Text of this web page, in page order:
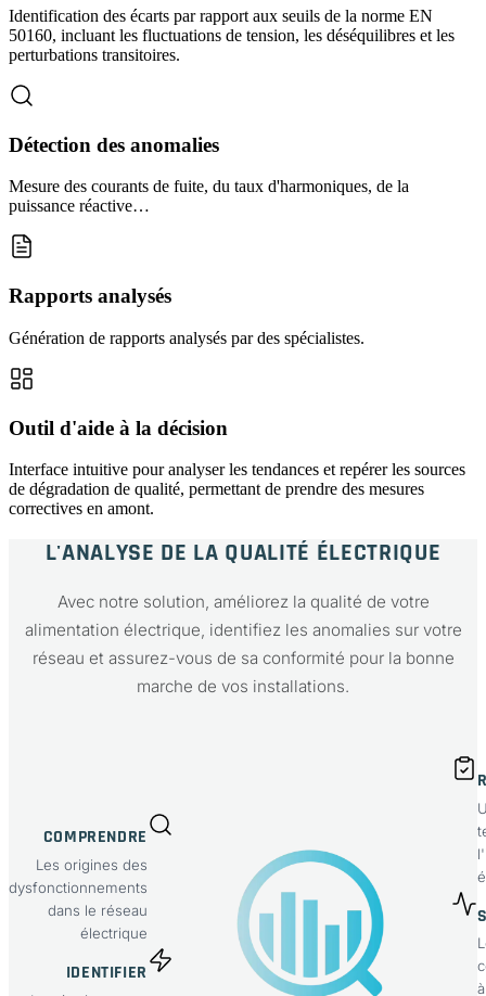
Identification des écarts par rapport aux seuils de la norme EN
50160, incluant les fluctuations de tension, les déséquilibres et les
perturbations transitoires.
Détection des anomalies
Mesure des courants de fuite, du taux d'harmoniques, de la
puissance réactive…
Rapports analysés
Génération de rapports analysés par des spécialistes.
Outil d'aide à la décision
Interface intuitive pour analyser les tendances et repérer les sources
de dégradation de qualité, permettant de prendre des mesures
correctives en amont.
L'ANALYSE DE LA QUALITÉ ÉLECTRIQUE
Avec notre solution, améliorez la qualité de votre
alimentation électrique, identifiez les anomalies sur votre
réseau et assurez-vous de sa conformité pour la bonne
marche de vos installations.
COMPRENDRE
Les origines des
dysfonctionnements
dans le réseau
électrique
IDENTIFIER